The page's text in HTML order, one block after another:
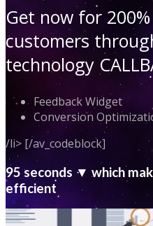
Get now for
customers
technology
Feedback Widget
Conversion
/li> [/av_codeblock]
95 seconds ▼ which
efficient